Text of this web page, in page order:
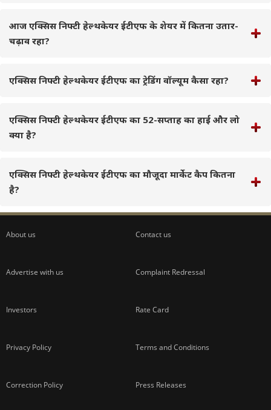
आज एक्सिस निफ्टी हेल्थकेयर ईटीएफ के शेयर में कितना उतार-
चढ़ाव रहा?
एक्सिस निफ्टी हेल्थकेयर ईटीएफ का ट्रेडिंग वॉल्यूम कैसा रहा?
एक्सिस निफ्टी हेल्थकेयर ईटीएफ का 52-सप्ताह का हाई और लो
क्या है?
एक्सिस निफ्टी हेल्थकेयर ईटीएफ का मौजूदा मार्केट कैप कितना
है?
About us Contact us
Advertise with us Complaint Redressal
Investors Rate Card
Privacy Policy Terms and Conditions
Correction Policy Press Releases